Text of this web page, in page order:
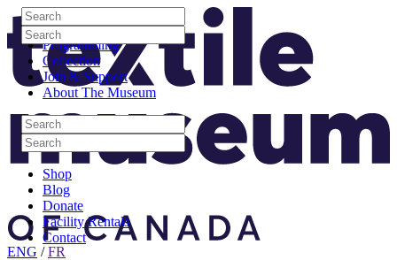
Skip to content
Visit
Programming
Collection
Join & Support
About The Museum
Search
Search
Search
Search
Shop
Blog
Donate
Facility Rentals
Contact
Search
Search
Search
Search
Site Logo
ENG /FR